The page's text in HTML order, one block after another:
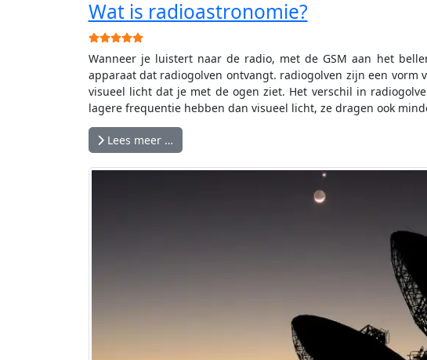
Wat is radioastronomie?
Gebruikerswaardering:
Wanneer je luistert naar de radio, met de GSM aan het
apparaat dat radiogolven ontvangt. radiogolven zijn een vorm
visueel licht dat je met de ogen ziet. Het verschil in
lagere frequentie hebben dan visueel licht, ze dragen ook
Lees meer …